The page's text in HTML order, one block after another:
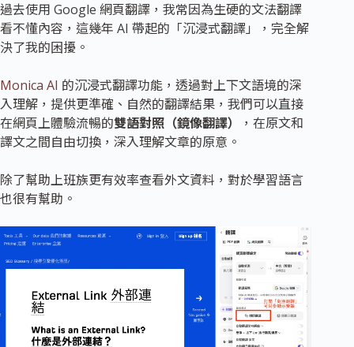
過去使用 Google 網頁翻譯，我常因為生硬的文法翻譯
看不懂內容，這幾年 AI 帶起的「沉浸式翻譯」，完全解
決了我的困擾。
Monica AI 的沉浸式翻譯功能，透過對上下文語境的深
入理解，提供更準確、自然的翻譯結果，我們可以直接
在網頁上體驗流暢的雙語對照（鏡像翻譯）
，在原文和
譯文之間自由切換，深入理解文章的原意。
除了幫助上班族更有效率查看外文資料，對於學習語言
也很有幫助。